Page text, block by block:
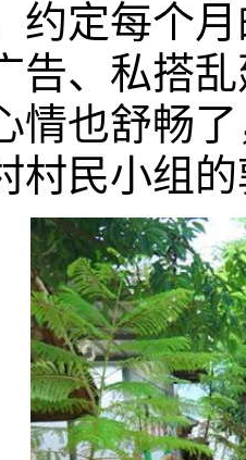
约定每个
告、私搭
情也舒畅
村民小组